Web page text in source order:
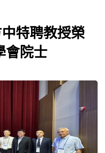
特聘教授榮
會院士